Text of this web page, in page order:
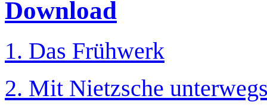
Download
1. Das Frühwerk
2. Mit Nietzsche